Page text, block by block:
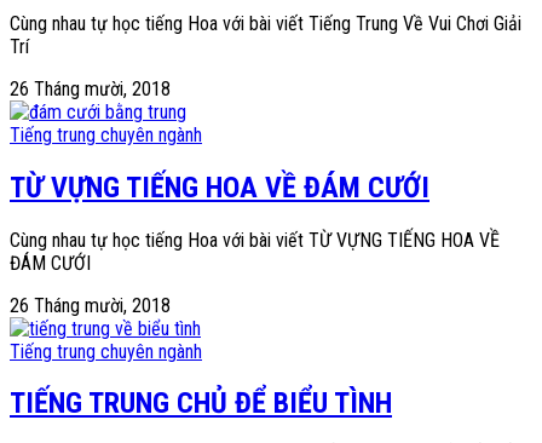
Cùng nhau tự học tiếng Hoa với bài viết Tiếng Trung Về Vui Chơi Giải
Trí
26 Tháng mười, 2018
Tiếng trung chuyên ngành
TỪ VỰNG TIẾNG HOA VỀ ĐÁM CƯỚI
Cùng nhau tự học tiếng Hoa với bài viết TỪ VỰNG TIẾNG HOA VỀ
ĐÁM CƯỚI
26 Tháng mười, 2018
Tiếng trung chuyên ngành
TIẾNG TRUNG CHỦ ĐỂ BIỂU TÌNH